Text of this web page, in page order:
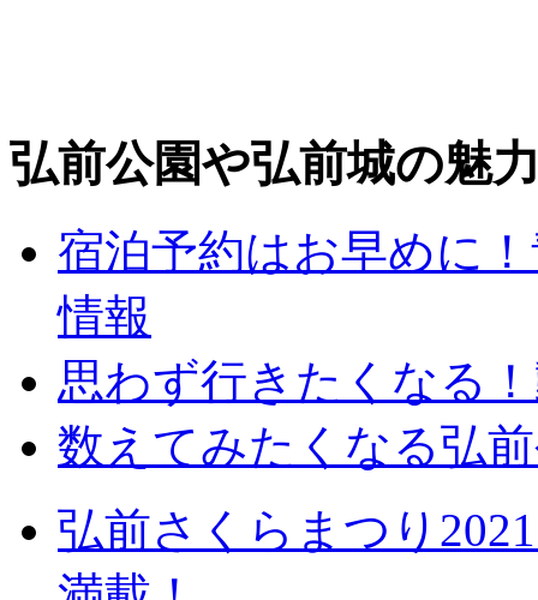
弘前公園や弘前城の魅
宿泊予約はお早めに
情報
思わず行きたくなる
数えてみたくなる弘
弘前さくらまつり